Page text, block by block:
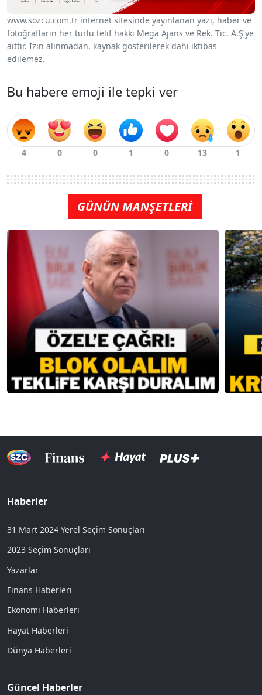
www.sozcu.com.tr internet sitesinde yayınlanan yazı, haber ve
fotoğrafların her türlü telif hakkı Mega Ajans ve Rek. Tic. A.Ş'ye
aittir. İzin alınmadan, kaynak gösterilerek dahi iktibas
edilemez.
Bu habere emoji ile tepki ver
GÜNÜN MANŞETLERİ
Haberler
31 Mart 2024 Yerel Seçim Sonuçları
2023 Seçim Sonuçları
Yazarlar
Finans Haberleri
Ekonomi Haberleri
Hayat Haberleri
Dünya Haberleri
Güncel Haberler